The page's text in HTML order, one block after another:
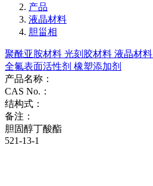
产品
液晶材料
胆甾相
聚酰亚胺材料 光刻胶材料 液晶材料
全氟表面活性剂 橡塑添加剂
产品名称：
CAS No.：
结构式：
备注：
胆固醇丁酸酯
521-13-1